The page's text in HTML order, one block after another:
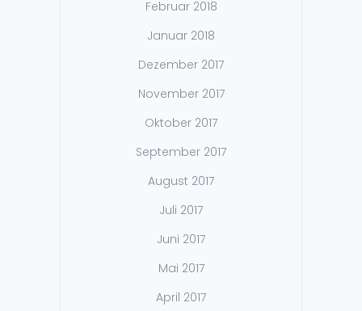
Februar 2018
Januar 2018
Dezember 2017
November 2017
Oktober 2017
September 2017
August 2017
Juli 2017
Juni 2017
Mai 2017
April 2017